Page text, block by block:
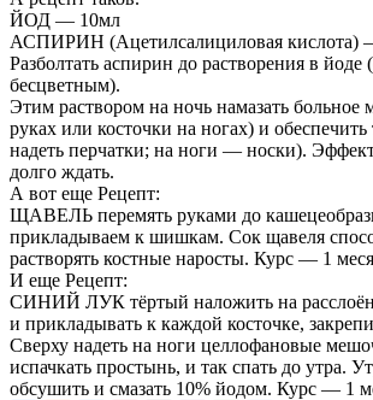
ЙОД — 10мл
АСПИРИН (Ацетилсалициловая кислота)
Разболтать аспирин до растворения в йоде
бесцветным).
Этим раствором на ночь намазать больное
руках или косточки на ногах) и
надеть перчатки; на ноги — носки). Эффект
долго ждать.
А вот еще Рецепт:
ЩАВЕЛЬ перемять руками до
прикладываем к шишкам. Сок щавеля
растворять костные наросты. Курс — 1
И еще Рецепт:
СИНИЙ ЛУК тёртый наложить на
и прикладывать к каждой косточке,
Сверху надеть на ноги целлофановые
испачкать простынь, и так спать до утра.
обсушить и смазать 10% йодом. Курс — 1